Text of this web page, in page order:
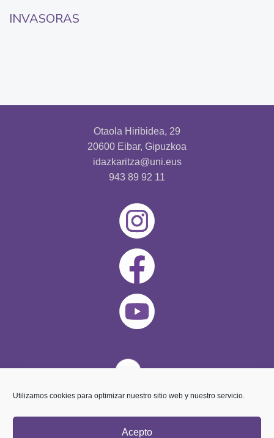
Utilizamos cookies para optimizar nuestro sitio web y nuestro servicio.
Acepto
INVASORAS
Otaola Hiribidea, 29
20600 Eibar, Gipuzkoa
idazkaritza@uni.eus
943 89 92 11